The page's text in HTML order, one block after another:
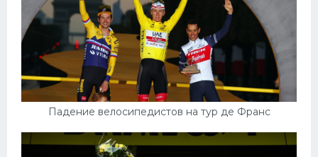
Падение велосипедистов на тур де Франс